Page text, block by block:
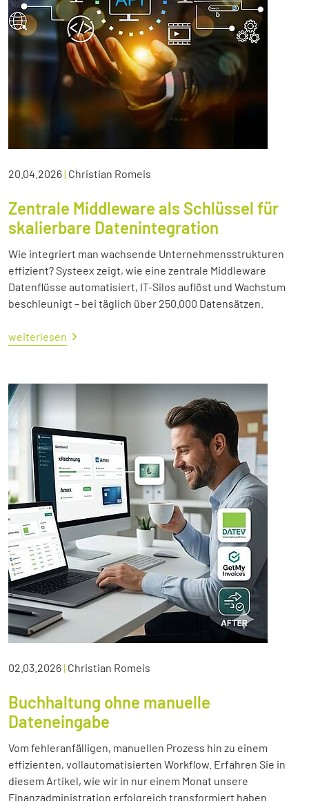
20.04.2026| Christian Romeis
Zentrale Middleware als Schlüssel für
skalierbare Datenintegration
Wie integriert man wachsende Unternehmensstrukturen
effizient? Systeex zeigt, wie eine zentrale Middleware
Datenflüsse automatisiert, IT-Silos auflöst und Wachstum
beschleunigt – bei täglich über 250.000 Datensätzen.
weiterlesen
02.03.2026| Christian Romeis
Buchhaltung ohne manuelle
Dateneingabe
Vom fehleranfälligen, manuellen Prozess hin zu einem
effizienten, vollautomatisierten Workflow. Erfahren Sie in
diesem Artikel, wie wir in nur einem Monat unsere
Finanzadministration erfolgreich transformiert haben.